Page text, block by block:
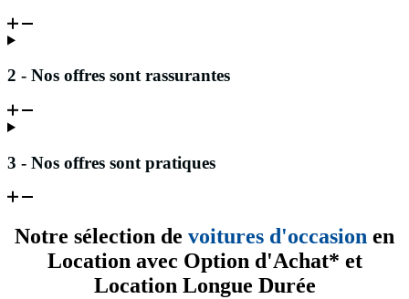
2 - Nos offres sont rassurantes
3 - Nos offres sont pratiques
Notre sélection de voitures d'occasion en
Location avec Option d'Achat* et
Location Longue Durée